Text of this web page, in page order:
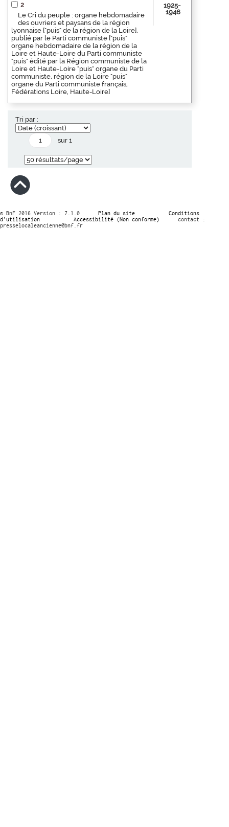
2
Le Cri du peuple : organe hebdomadaire
des ouvriers et paysans de la région
lyonnaise ["puis" de la région de la Loire],
publié par le Parti communiste ["puis"
organe hebdomadaire de la région de la
Loire et Haute-Loire du Parti communiste
"puis" édité par la Région communiste de la
Loire et Haute-Loire "puis" organe du Parti
communiste, région de la Loire "puis"
organe du Parti communiste français,
Fédérations Loire, Haute-Loire]
1925-
1946
Tri par :
sur 1
© BnF 2016 Version : 7.1.0 Plan du site
Conditions
d’utilisation
Accessibilité (Non conforme)
contact :
presselocaleancienne@bnf.fr